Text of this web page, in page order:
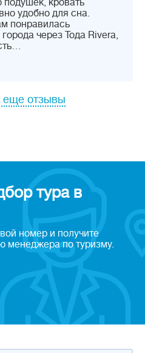
кровать
удобно для сна.
понравилась
через Тода Rivera,
еще отзывы
тура в
номер и получите
менеджера по туризму.